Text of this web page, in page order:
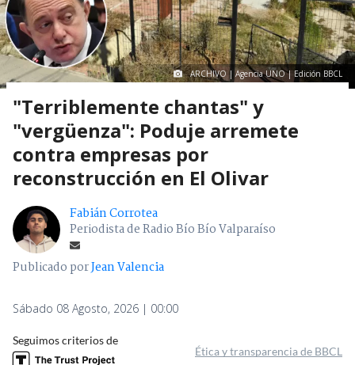
ARCHIVO | Agencia UNO | Edición BBCL
"Terriblemente chantas" y
"vergüenza": Poduje arremete
contra empresas por
reconstrucción en El Olivar
Fabián Corrotea
Periodista de Radio Bío Bío Valparaíso
Publicado porJean Valencia
Sábado 08 Agosto, 2026 | 00:00
Seguimos criterios de
Ética y transparencia de BBCL